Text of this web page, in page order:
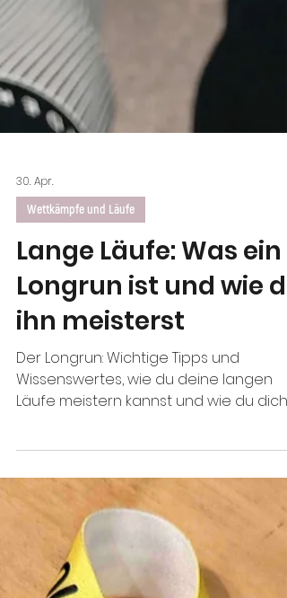
30. Apr.
Wettkämpfe und Läufe
Lange Läufe: Was ein
Longrun ist und wie du
Wissenswertes, wie du deine langen
Läufe meistern kannst und wie du dich
vorbereiten solltest